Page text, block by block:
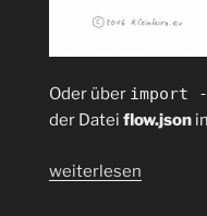
Oder über import
der Datei flow.json
„Raspberry
weiterlesen